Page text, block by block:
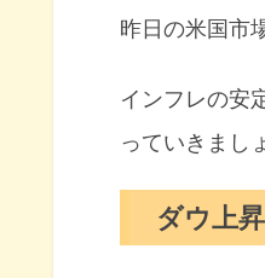
昨日の米国市
インフレの安
っていきまし
ダウ上